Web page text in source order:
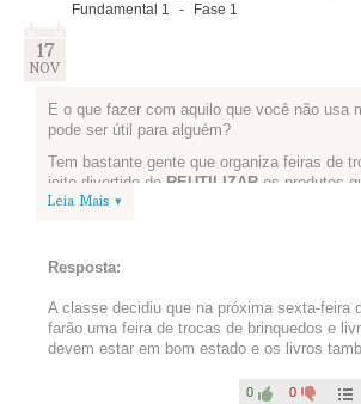
Fundamental 1
- Fase 1
17
NOV
E o que fazer com aquilo que você não usa
pode ser útil para alguém?
Tem bastante gente que organiza feiras de
jeito divertido de REUTILIZAR os produtos
bom estado, mas que não queremos mais.
Que tal reunir novamente sua equipe e
itens vocês gostariam de trocar? Veja com
possível fazer uma feira de trocas na escola!
feiras já realizadas no Brasil.
Leia Mais ▾
Resposta:
A classe decidiu que na próxima sexta-feira
farão uma feira de trocas de brinquedos e
devem estar em bom estado e os livros
0 0